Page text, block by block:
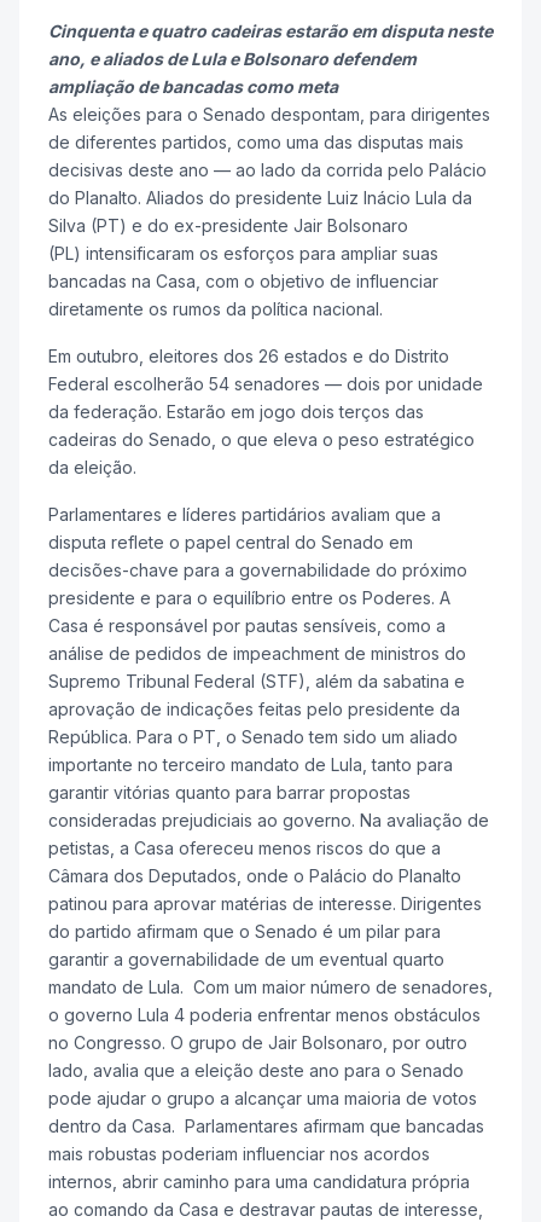
Cinquenta e quatro cadeiras estarão em disputa neste
ano, e aliados de Lula e Bolsonaro defendem
ampliação de bancadas como meta
As eleições para o Senado despontam, para dirigentes
de diferentes partidos, como uma das disputas mais
decisivas deste ano — ao lado da corrida pelo Palácio
do Planalto. Aliados do presidente Luiz Inácio Lula da
Silva (PT) e do ex-presidente Jair Bolsonaro
(PL) intensificaram os esforços para ampliar suas
bancadas na Casa, com o objetivo de influenciar
diretamente os rumos da política nacional.
Em outubro, eleitores dos 26 estados e do Distrito
Federal escolherão 54 senadores — dois por unidade
da federação. Estarão em jogo dois terços das
cadeiras do Senado, o que eleva o peso estratégico
da eleição.
Parlamentares e líderes partidários avaliam que a
disputa reflete o papel central do Senado em
decisões-chave para a governabilidade do próximo
presidente e para o equilíbrio entre os Poderes. A
Casa é responsável por pautas sensíveis, como a
análise de pedidos de impeachment de ministros do
Supremo Tribunal Federal (STF), além da sabatina e
aprovação de indicações feitas pelo presidente da
República. Para o PT, o Senado tem sido um aliado
importante no terceiro mandato de Lula, tanto para
garantir vitórias quanto para barrar propostas
consideradas prejudiciais ao governo. Na avaliação de
petistas, a Casa ofereceu menos riscos do que a
Câmara dos Deputados, onde o Palácio do Planalto
patinou para aprovar matérias de interesse. Dirigentes
do partido afirmam que o Senado é um pilar para
garantir a governabilidade de um eventual quarto
mandato de Lula. Com um maior número de senadores,
o governo Lula 4 poderia enfrentar menos obstáculos
no Congresso. O grupo de Jair Bolsonaro, por outro
lado, avalia que a eleição deste ano para o Senado
pode ajudar o grupo a alcançar uma maioria de votos
dentro da Casa. Parlamentares afirmam que bancadas
mais robustas poderiam influenciar nos acordos
internos, abrir caminho para uma candidatura própria
ao comando da Casa e destravar pautas de interesse,